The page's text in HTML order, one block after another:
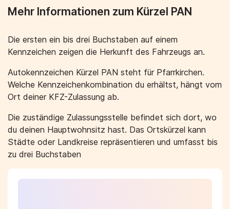
Mehr Informationen zum Kürzel PAN
Die ersten ein bis drei Buchstaben auf einem
Kennzeichen zeigen die Herkunft des Fahrzeugs an.
Autokennzeichen Kürzel PAN steht für Pfarrkirchen.
Welche Kennzeichenkombination du erhältst, hängt vom
Ort deiner KFZ-Zulassung ab.
Die zuständige Zulassungsstelle befindet sich dort, wo
du deinen Hauptwohnsitz hast. Das Ortskürzel kann
Städte oder Landkreise repräsentieren und umfasst bis
zu drei Buchstaben